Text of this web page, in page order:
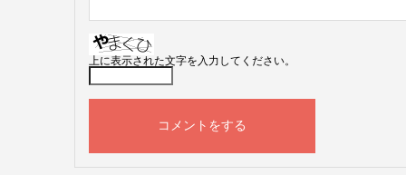
上に表示された文字を入力してください。